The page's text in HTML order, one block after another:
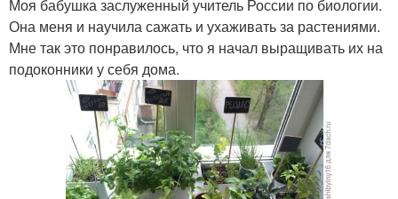
Моя бабушка заслуженный учитель России по биологии.
Она меня и научила сажать и ухаживать за растениями.
Мне так это понравилось, что я начал выращивать их на
подоконники у себя дома.